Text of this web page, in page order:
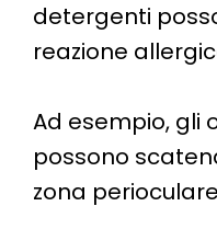
detergenti
reazione
Ad esempio, gli
possono
zona